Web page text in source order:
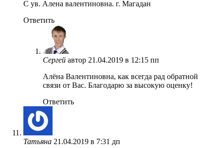
С ув. Алена валентиновна. г. Магадан
Ответить
Сергей автор 21.04.2019 в 12:15 пп
Алёна Валентиновна, как всегда рад обратной
связи от Вас. Благодарю за высокую оценку!
Ответить
Татьяна 21.04.2019 в 7:31 дп